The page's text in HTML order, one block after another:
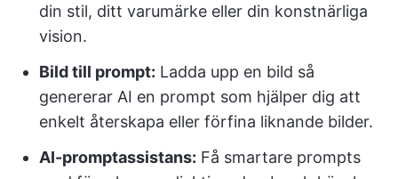
din stil, ditt varumärke eller din konstnärliga
vision.
Bild till prompt: Ladda upp en bild så
genererar AI en prompt som hjälper dig att
enkelt återskapa eller förfina liknande bilder.
AI-promptassistans: Få smartare prompts